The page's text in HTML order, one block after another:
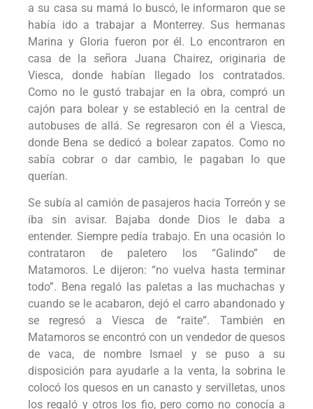
a su casa su mamá lo buscó, le informaron que se
había ido a trabajar a Monterrey. Sus hermanas
Marina y Gloria fueron por él. Lo encontraron en
casa de la señora Juana Chairez, originaria de
Viesca, donde habían llegado los contratados.
Como no le gustó trabajar en la obra, compró un
cajón para bolear y se estableció en la central de
autobuses de allá. Se regresaron con él a Viesca,
donde Bena se dedicó a bolear zapatos. Como no
sabía cobrar o dar cambio, le pagaban lo que
querían.
Se subía al camión de pasajeros hacia Torreón y se
iba sin avisar. Bajaba donde Dios le daba a
entender. Siempre pedía trabajo. En una ocasión lo
contrataron de paletero los “Galindo” de
Matamoros. Le dijeron: “no vuelva hasta terminar
todo”. Bena regaló las paletas a las muchachas y
cuando se le acabaron, dejó el carro abandonado y
se regresó a Viesca de “raite”. También en
Matamoros se encontró con un vendedor de quesos
de vaca, de nombre Ismael y se puso a su
disposición para ayudarle a la venta, la sobrina le
colocó los quesos en un canasto y servilletas, unos
los regaló y otros los fio, pero como no conocía a